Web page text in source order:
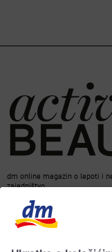
dm online magazin o lepoti i
zajedništvo.